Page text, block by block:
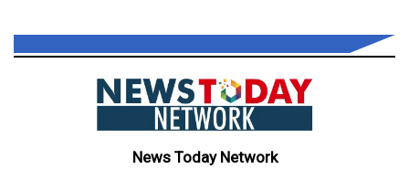
News Today Network